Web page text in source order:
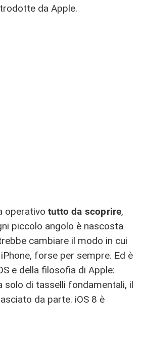
da Apple.
operativo tutto da scoprire,
piccolo angolo è nascosta
cambiare il modo in cui
forse per sempre. Ed è
e della filosofia di Apple:
solo di tasselli fondamentali, il
da parte. iOS 8 è